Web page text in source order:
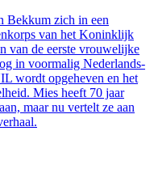
Bekkum zich in een
van het Koninklijk
van de eerste vrouwelijke
in voormalig Nederlands-
wordt opgeheven en het
Mies heeft 70 jaar
maar nu vertelt ze aan